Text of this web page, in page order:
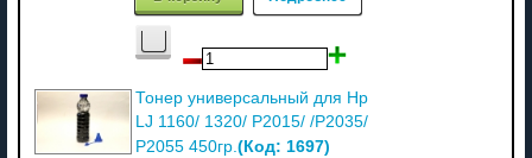
Тонер универсальный для Hp
LJ 1160/ 1320/ P2015/ /P2035/
P2055 450гр. (Код: 1697)